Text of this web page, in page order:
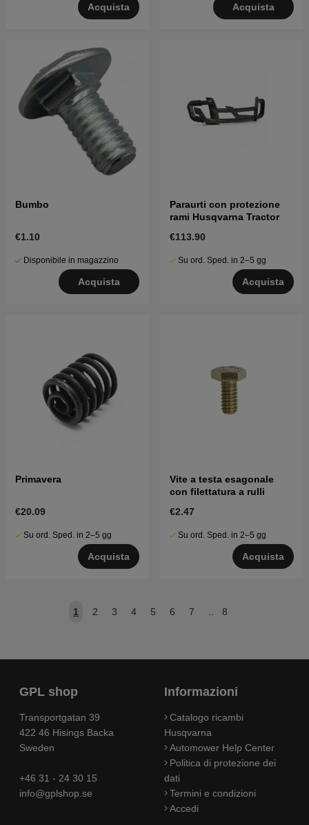
Acquista Acquista
Bumbo
€1.10
Disponibile in magazzino
Acquista
Paraurti con protezione
rami Husqvarna Tractor
€113.90
Su ord. Sped. in 2–5 gg
Acquista
Primavera
€20.09
Su ord. Sped. in 2–5 gg
Acquista
Vite a testa esagonale
con filettatura a rulli
€2.47
Su ord. Sped. in 2–5 gg
Acquista
1 2 3 4 5 6 7 8
GPL shop
Transportgatan 39
422 46 Hisings Backa
Sweden
+46 31 - 24 30 15
info@gplshop.se
Informazioni
Catalogo ricambi
Husqvarna
Automower Help Center
Politica di protezione dei
dati
Termini e condizioni
Accedi